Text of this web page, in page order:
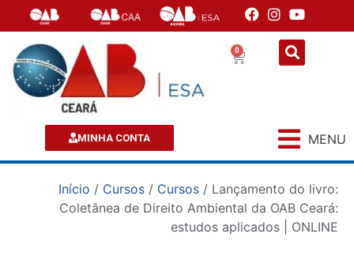
0
MINHA CONTA MENU
Início / Cursos / Cursos / Lançamento do livro:
Coletânea de Direito Ambiental da OAB Ceará:
estudos aplicados | ONLINE